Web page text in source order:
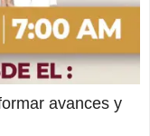
avances y